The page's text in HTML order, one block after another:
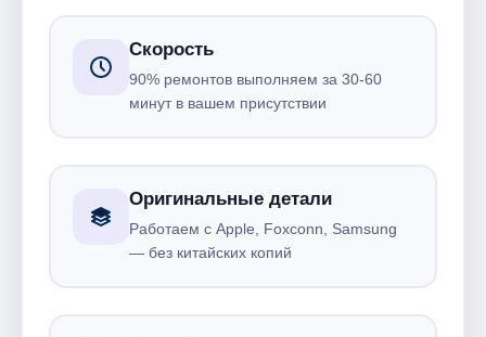
Скорость
90% ремонтов выполняем за 30-60
минут в вашем присутствии
Оригинальные детали
Работаем с Apple, Foxconn, Samsung
— без китайских копий